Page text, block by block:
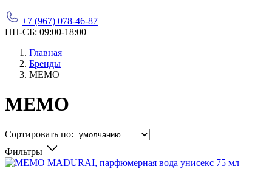
+7 (967) 078-46-87
ПН-СБ: 09:00-18:00
Главная
Бренды
MEMO
MEMO
Сортировать по:
Фильтры